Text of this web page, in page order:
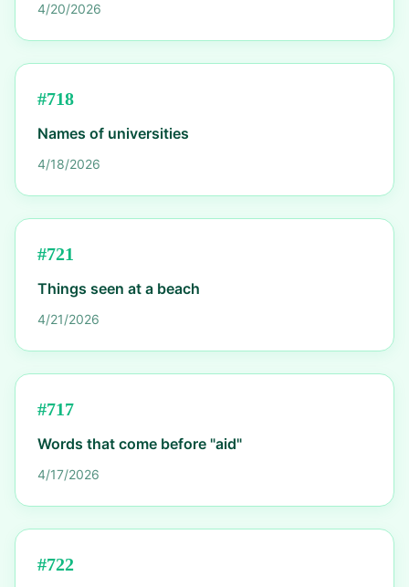
4/20/2026
#718
Names of universities
4/18/2026
#721
Things seen at a beach
4/21/2026
#717
Words that come before "aid"
4/17/2026
#722